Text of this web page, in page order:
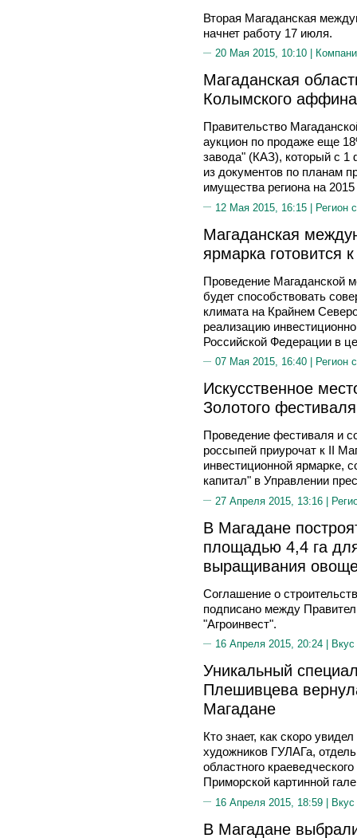
Вторая Магаданская
начнет работу 17 июля.
20 Мая 2015, 10:10 |
Магаданская
Колымского
Правительство
аукцион по продаже еще
завода" (КАЗ), который с 1
из документов по планам
имущества региона на
12 Мая 2015, 16:15 | Регион
Магаданская
ярмарка готовится
Проведение Магаданской
будет способствовать
климата на Крайнем
реализацию
Российской Федерации в
07 Мая 2015, 16:40 | Регион
Искусственное
Золотого
Проведение фестиваля и
россыпей приурочат к II
инвестиционной ярмарке,
капитал" в Управлении
27 Апреля 2015, 13:16 |
В Магадане
площадью 4,4 га
выращивания
Соглашение о
подписано между
"Агроинвест".
16 Апреля 2015, 20:24 |
Уникальный
Плешивцева
Магадане
Кто знает, как скоро
художников ГУЛАГа,
областного
Приморской картинной
16 Апреля 2015, 18:59 |
В Магадане